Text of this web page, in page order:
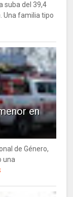
suba del 39,4
Una familia tipo
en
de Género,
una